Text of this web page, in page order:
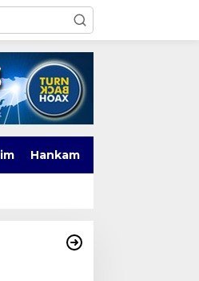
Hankam